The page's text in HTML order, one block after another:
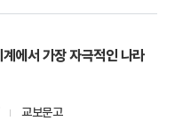
계에서 가장 자극적인 나라
교보문고